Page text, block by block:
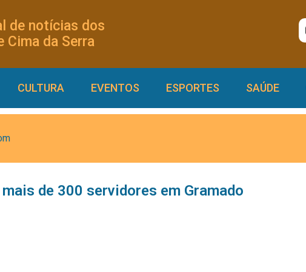
de notícias dos
Cima da Serra
CULTURA EVENTOS ESPORTES SAÚDE
de 300 servidores em Gramado